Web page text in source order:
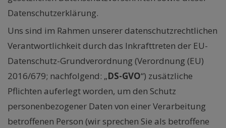
Datenschutzerklärung.
Uns sind im Rahmen unserer datenschutzrechtlichen
Verantwortlichkeit durch das Inkrafttreten der EU-
Datenschutz-Grundverordnung (Verordnung (EU)
2016/679; nachfolgend: „DS-GVO“) zusätzliche
Pflichten auferlegt worden, um den Schutz
personenbezogener Daten von einer Verarbeitung
betroffenen Person (wir sprechen Sie als betroffene